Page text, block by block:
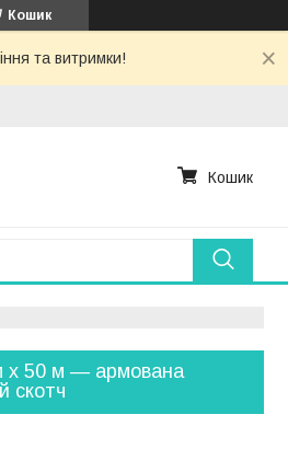
Кошик
та витримки!
Кошик
х 50 м — армована
скотч